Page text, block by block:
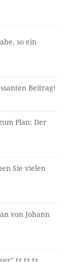
so ein
Beitrag!
Plan: Der
Sie vielen
von Johann